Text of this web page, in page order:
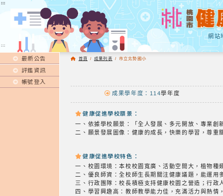
:::
網站
:::
最新公告
評鑑資訊
帳號登入
首頁 / 成果列表 / 市立北勢國小
成果學年度：114學年度
健康促進學校願景：
一、依據學校願景：「全人發展、多元開放、專業
二、願景發展圖像：健康的成長，快樂的學習，尊重
健康促進學校特色：
一、校園環境：本校校園寬廣、活動空間大，植物種
二、優良師資：全校師生長期關注健康議題，能運
三、行政團隊：校長積極支持健康校園之營造；行
四、學習興趣高：教師教學能力佳，充滿活力與熱
:::